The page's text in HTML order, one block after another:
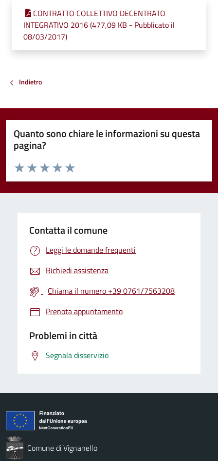
CONTRATTO COLLETTIVO DECENTRATO
INTEGRATIVO 2016 (477,09 KB - Pubblicato il
08/03/2017)
Indietro
Quanto sono chiare le informazioni su questa
pagina?
Valuta da 1 a 5 stelle la pagina
Valuta 5 stelle su 5
Valuta 4 stelle su 5
Valuta 3 stelle su 5
Valuta 2 stelle su 5
Valuta 1 stelle su 5
Contatta il comune
Leggi le domande frequenti
Richiedi assistenza
Chiama il numero +39 0761/7563208
Prenota appuntamento
Problemi in città
Segnala disservizio
Comune di Vignanello